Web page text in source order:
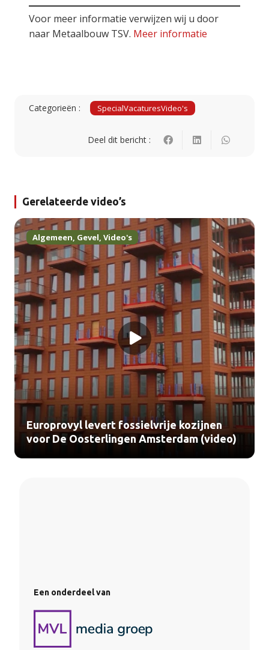
Voor meer informatie verwijzen wij u door
naar Metaalbouw TSV. Meer informatie
Categorieën : SpecialVacaturesVideo's
Deel dit bericht :
Gerelateerde video’s
Algemeen, Gevel, Video's
Europrovyl levert fossielvrije kozijnen
voor De Oosterlingen Amsterdam (video)
Een onderdeel van